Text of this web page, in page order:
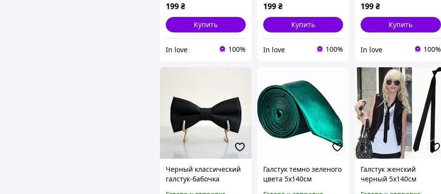
199₴
Купить
In love 100%
199₴
Купить
In love 100%
199₴
Купить
In love 100%
Черный классический
галстук-бабочка
Галстук темно зеленого
цвета 5х140см
Галстук женский
черный 5х140см